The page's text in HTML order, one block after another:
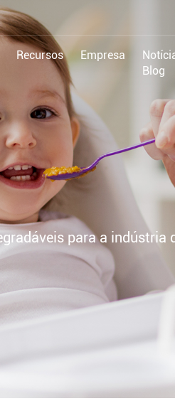
Recursos Empresa
Blog
para a indústria